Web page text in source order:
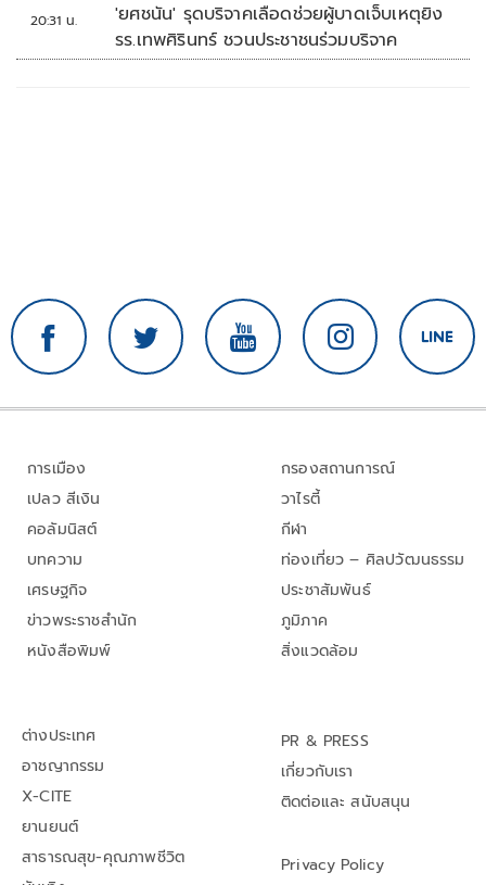
20:31 น.
'ยศชนัน' รุดบริจาคเลือดช่วยผู้บาดเจ็บเหตุยิง
รร.เทพศิรินทร์ ชวนประชาชนร่วมบริจาค
การเมือง
เปลว สีเงิน
คอลัมนิสต์
บทความ
เศรษฐกิจ
ข่าวพระราชสำนัก
หนังสือพิมพ์
กรองสถานการณ์
วาไรตี้
กีฬา
ท่องเที่ยว – ศิลปวัฒนธรรม
ประชาสัมพันธ์
ภูมิภาค
สิ่งแวดล้อม
ต่างประเทศ
อาชญากรรม
X-CITE
ยานยนต์
สาธารณสุข-คุณภาพชีวิต
PR & PRESS
เกี่ยวกับเรา
ติดต่อและ สนับสนุน
Privacy Policy